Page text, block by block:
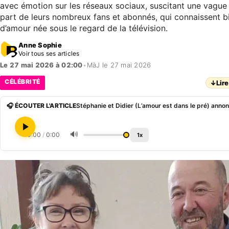
avec émotion sur les réseaux sociaux, suscitant une
part de leurs nombreux fans et abonnés, qui connaissent
d’amour née sous le regard de la télévision.
Anne Sophie
Voir tous ses articles
Le 27 mai 2026 à 02:00• MàJ le 27 mai 2026
CÉLÉBRITÉ ↓
🎧 ÉCOUTER L'ARTICLE
0:00 / 0:00 🔊 1x